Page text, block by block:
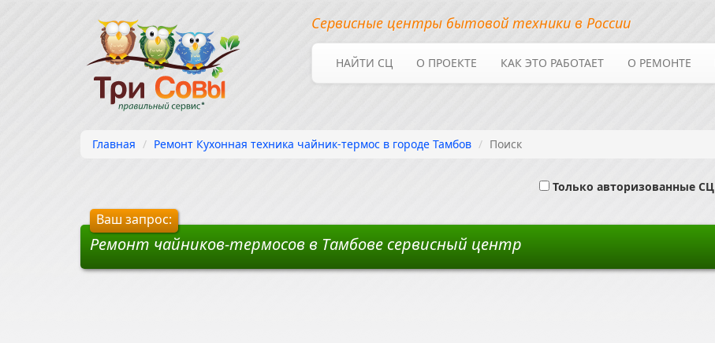
Сервисные центры бытовой техники в России
НАЙТИ СЦ О ПРОЕКТЕ КАК ЭТО РАБОТАЕТ О РЕМОНТЕ
Главная Ремонт Кухонная техника чайник-термос в городе Тамбов Поиск
Только авторизованные СЦ
Ваш запрос:
Ремонт чайников-термосов в Тамбове сервисный центр